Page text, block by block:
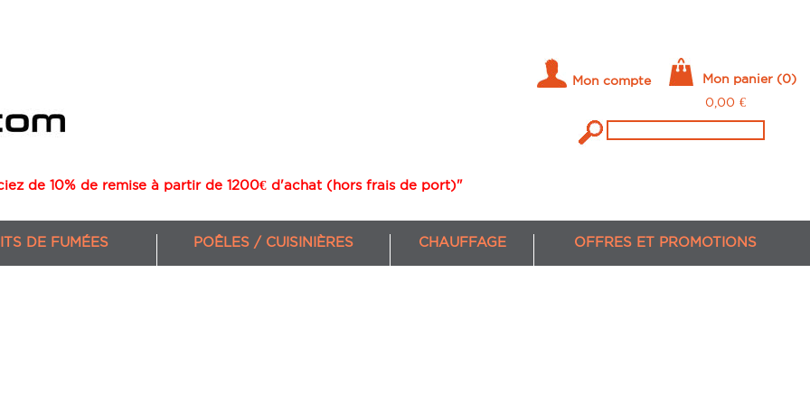
Mon compte Mon panier (0)
0,00 €
de 10% de remise à partir de 1200€ d'achat (hors frais de port)"
DE FUMÉES POÊLES / CUISINIÈRES CHAUFFAGE OFFRES ET PROMOTIONS